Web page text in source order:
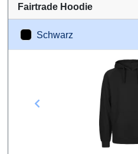
Rosa
Rot
Fairtrade Hoodie
Schwarz